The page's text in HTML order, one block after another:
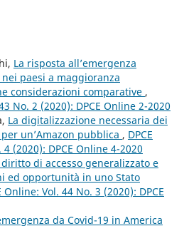
La risposta all’emergenza
paesi a maggioranza
considerazioni comparative ,
No. 2 (2020): DPCE Online 2-2020
La digitalizzazione necessaria dei
un’Amazon pubblica , DPCE
(2020): DPCE Online 4-2020
di accesso generalizzato e
ed opportunità in uno Stato
Online: Vol. 44 No. 3 (2020): DPCE
da Covid-19 in America